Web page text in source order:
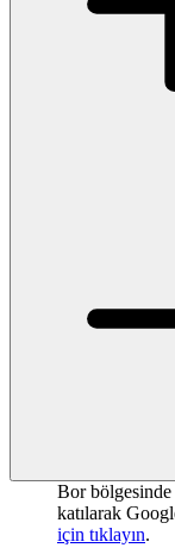
Bor bölgesinde
katılarak
için tıklayın.